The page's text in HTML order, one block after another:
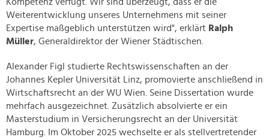
Weiterentwicklung unseres Unternehmens mit seiner
Expertise maßgeblich unterstützen wird", erklärt Ralph
Müller, Generaldirektor der Wiener Städtischen.
Alexander Figl studierte Rechtswissenschaften an der
Johannes Kepler Universität Linz, promovierte anschließend in
Wirtschaftsrecht an der WU Wien. Seine Dissertation wurde
mehrfach ausgezeichnet. Zusätzlich absolvierte er ein
Masterstudium in Versicherungsrecht an der Universität
Hamburg. Im Oktober 2025 wechselte er als stellvertretender